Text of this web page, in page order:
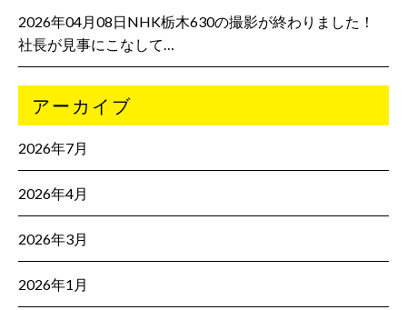
2026年04月08日NHK栃木630の撮影が終わりました！
社長が見事にこなして…
アーカイブ
2026年7月
2026年4月
2026年3月
2026年1月